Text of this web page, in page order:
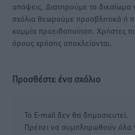
απόψεις. Διατηρούμε το
σχόλια θεωρούμε προσβλητικά ή
καμμία προειδοποίηση. Χρήστες
όρους χρήσης αποκλείονται.
Προσθέστε ένα σχόλιο
Το E-mail δεν θα δημοσιευτεί.
Πρέπει να συμπληρωθούν όλα